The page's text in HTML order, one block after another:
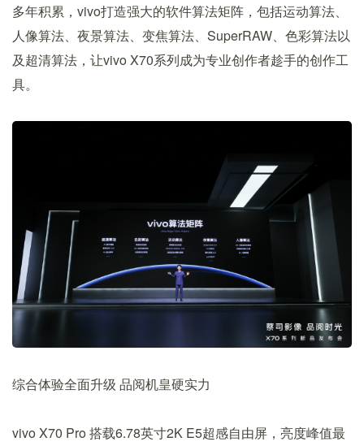
多年积累，vivo打造强大的软件算法矩阵，包括运动算法、
人像算法、夜景算法、变焦算法、SuperRAW、色彩算法以
及超清算法，让vivo X70系列成为专业创作者趁手的创作工
具。
综合体验全面升级 品阅机皇硬实力
vivo X70 Pro 搭载6.78英寸2K E5超感自由屏，亮度峰值最